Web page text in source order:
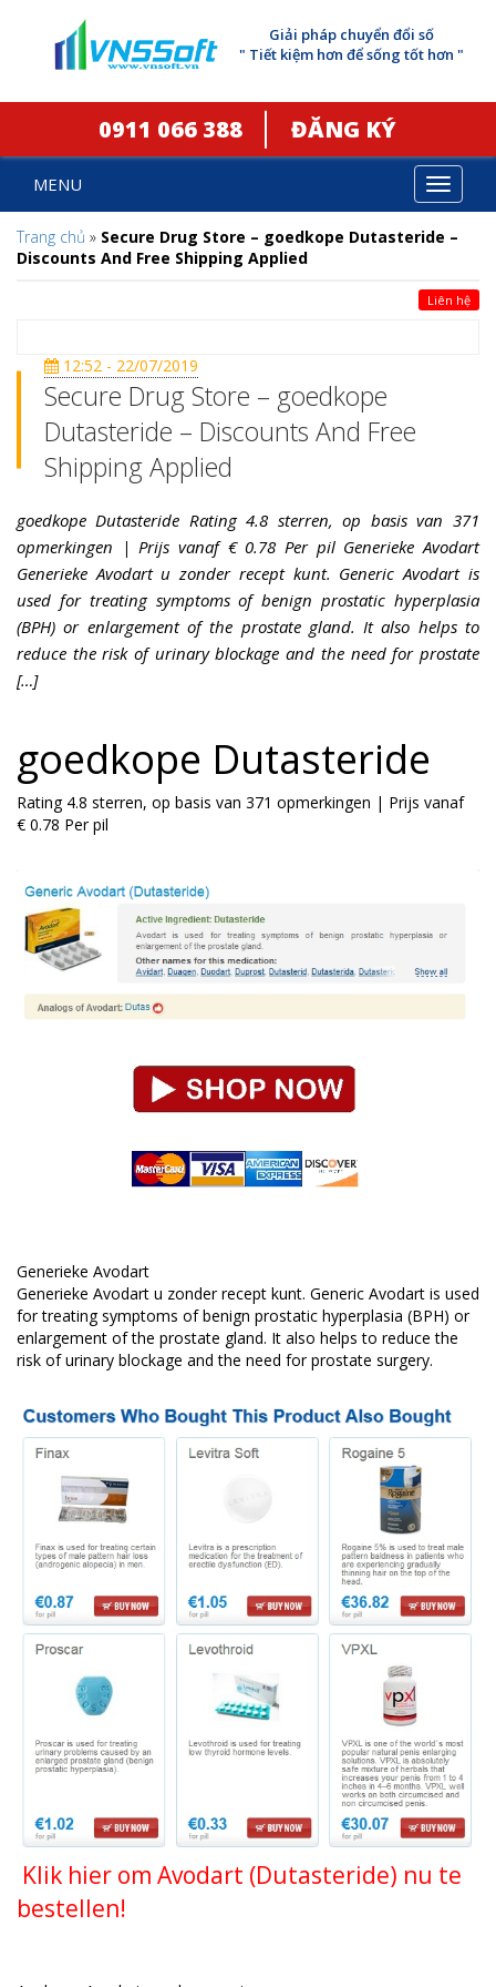
Giải pháp chuyển đổi số
" Tiết kiệm hơn để sống tốt hơn "
0911 066 388 ĐĂNG KÝ
Toggle
MENU
Trang chủ » Secure Drug Store – goedkope Dutasteride –
Discounts And Free Shipping Applied
Liên hệ
12:52 - 22/07/2019
Secure Drug Store – goedkope
Dutasteride – Discounts And Free
Shipping Applied
goedkope Dutasteride Rating 4.8 sterren, op basis van 371
opmerkingen | Prijs vanaf € 0.78 Per pil Generieke Avodart
Generieke Avodart u zonder recept kunt. Generic Avodart is
used for treating symptoms of benign prostatic hyperplasia
(BPH) or enlargement of the prostate gland. It also helps to
reduce the risk of urinary blockage and the need for prostate
[…]
goedkope Dutasteride
Rating 4.8 sterren, op basis van 371 opmerkingen | Prijs vanaf
€ 0.78 Per pil
Generieke Avodart
Generieke Avodart u zonder recept kunt. Generic Avodart is used
for treating symptoms of benign prostatic hyperplasia (BPH) or
enlargement of the prostate gland. It also helps to reduce the
risk of urinary blockage and the need for prostate surgery.
Klik hier om Avodart (Dutasteride) nu te
bestellen!